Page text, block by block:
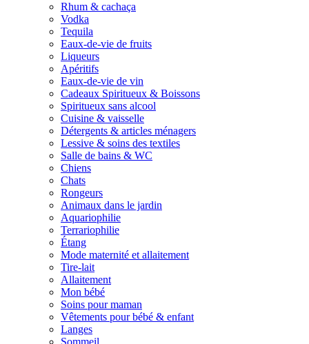
Rhum & cachaça
Vodka
Tequila
Eaux-de-vie de fruits
Liqueurs
Apéritifs
Eaux-de-vie de vin
Cadeaux Spiritueux & Boissons
Spiritueux sans alcool
Cuisine & vaisselle
Détergents & articles ménagers
Lessive & soins des textiles
Salle de bains & WC
Chiens
Chats
Rongeurs
Animaux dans le jardin
Aquariophilie
Terrariophilie
Étang
Mode maternité et allaitement
Tire-lait
Allaitement
Mon bébé
Soins pour maman
Vêtements pour bébé & enfant
Langes
Sommeil